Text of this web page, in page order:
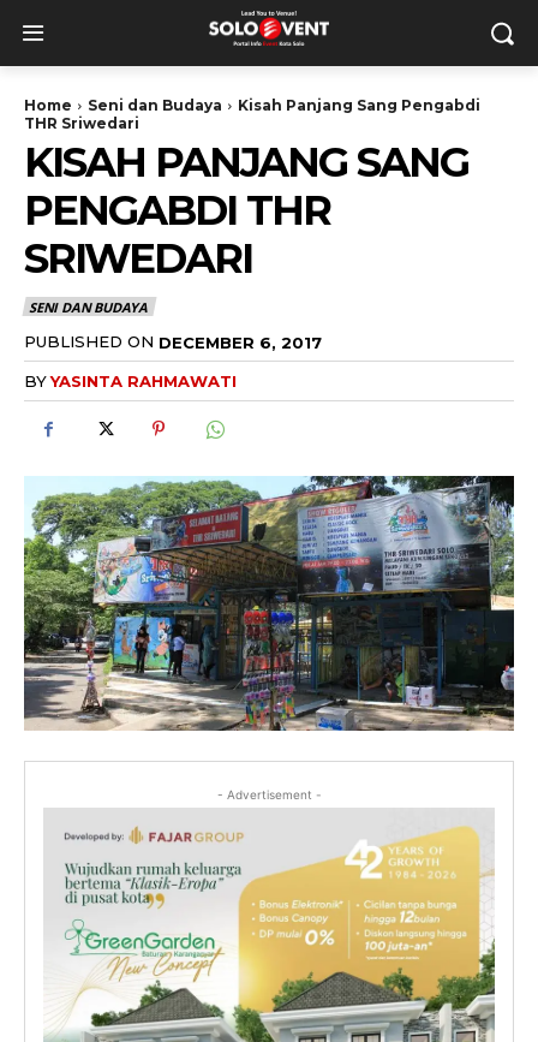
Home Seni dan Budaya
Kisah Panjang Sang Pengabdi
THR Sriwedari
KISAH PANJANG SANG
PENGABDI THR
SRIWEDARI
SENI DAN BUDAYA
PUBLISHED ON DECEMBER 6, 2017
BYYASINTA RAHMAWATI
- Advertisement -